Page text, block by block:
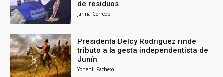
de residuos
Janna Corredor
Presidenta Delcy Rodríguez rinde
tributo a la gesta independentista de
Junín
Yohenli Pacheco